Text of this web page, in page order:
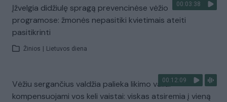
00:03:38
Įžvelgia didžiulę spragą prevencinėse vėžio
programose: žmonės nepasitiki kvietimais ateiti
pasitikrinti
Žinios Lietuvos diena
00:12:09
Vėžiu sergančius valdžia palieka likimo valiai –
kompensuojami vos keli vaistai: viskas atsiremia į vieną